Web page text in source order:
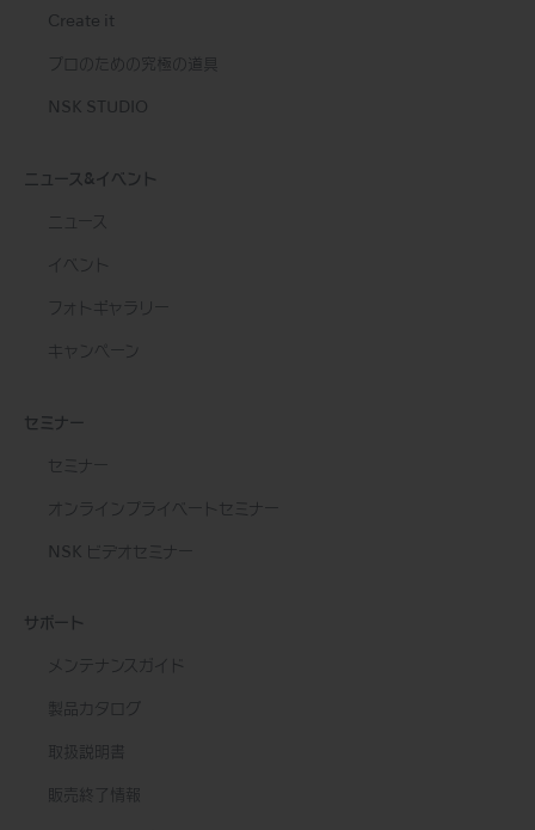
Create it
プロのための究極の道具
NSK STUDIO
ニュース&イベント
ニュース
イベント
フォトギャラリー
キャンペーン
セミナー
セミナー
オンラインプライベートセミナー
NSK ビデオセミナー
サポート
メンテナンスガイド
製品カタログ
取扱説明書
販売終了情報